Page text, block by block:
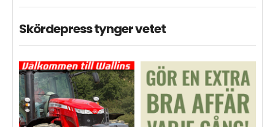
Skördepress tynger vetet